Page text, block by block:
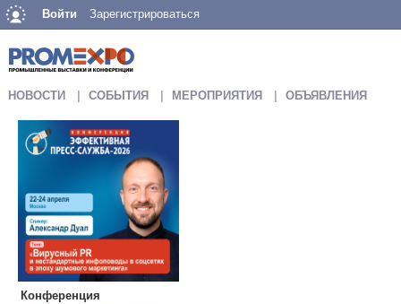
Войти Зарегистрироваться
НОВОСТИ СОБЫТИЯ МЕРОПРИЯТИЯ ОБЪЯВЛЕНИЯ
Конференция